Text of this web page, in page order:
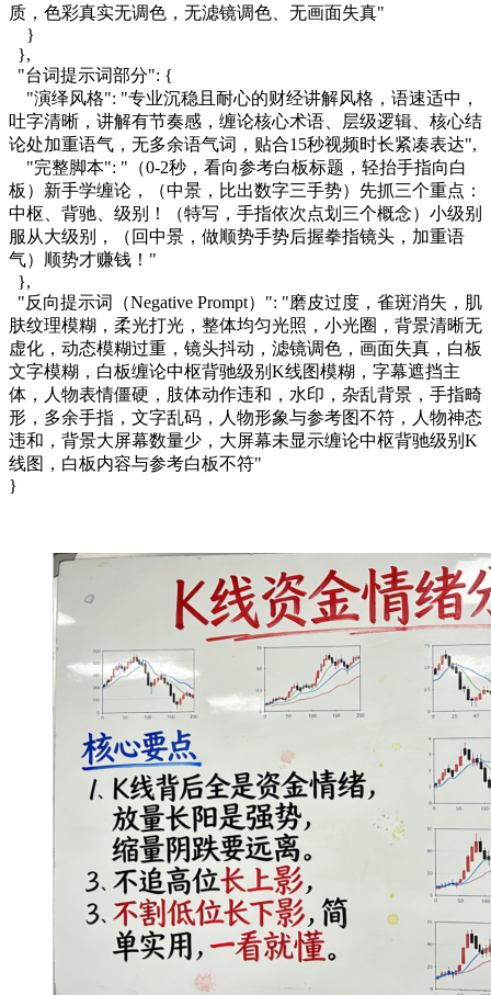
质，色彩真实无调色，无滤镜调色、无画面失真"
}
},
"台词提示词部分": {
"演绎风格": "专业沉稳且耐心的财经讲解风格，语速适中，
吐字清晰，讲解有节奏感，缠论核心术语、层级逻辑、核心结
论处加重语气，无多余语气词，贴合15秒视频时长紧凑表达",
"完整脚本": "（0-2秒，看向参考白板标题，轻抬手指向白
板）新手学缠论，（中景，比出数字三手势）先抓三个重点：
中枢、背驰、级别！（特写，手指依次点划三个概念）小级别
服从大级别，（回中景，做顺势手势后握拳指镜头，加重语
气）顺势才赚钱！"
},
"反向提示词（Negative Prompt）": "磨皮过度，雀斑消失，肌
肤纹理模糊，柔光打光，整体均匀光照，小光圈，背景清晰无
虚化，动态模糊过重，镜头抖动，滤镜调色，画面失真，白板
文字模糊，白板缠论中枢背驰级别K线图模糊，字幕遮挡主
体，人物表情僵硬，肢体动作违和，水印，杂乱背景，手指畸
形，多余手指，文字乱码，人物形象与参考图不符，人物神态
违和，背景大屏幕数量少，大屏幕未显示缠论中枢背驰级别K
线图，白板内容与参考白板不符"
}